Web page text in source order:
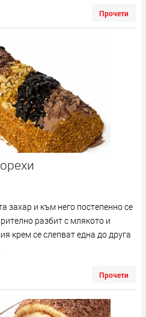
Прочети
захар и към него постепенно се
разбит с млякото и
крем се слепват една до друга
Прочети